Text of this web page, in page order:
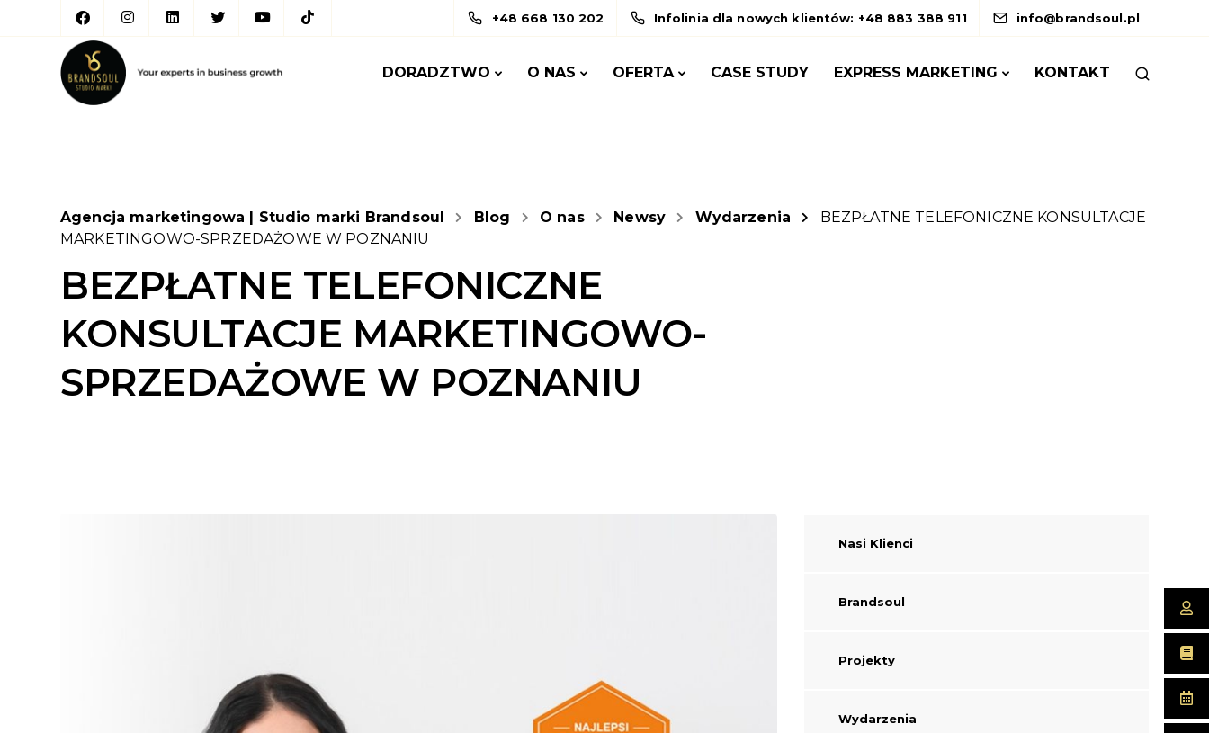
+48 668 130 202 Infolinia dla nowych klientów: +48 883 388 911 info@brandsoul.pl
DORADZTWO O NAS OFERTA CASE STUDY EXPRESS MARKETING KONTAKT
Agencja marketingowa | Studio marki Brandsoul Blog O nas Newsy Wydarzenia
BEZPŁATNE TELEFONICZNE KONSULTACJE
MARKETINGOWO-SPRZEDAŻOWE W POZNANIU
BEZPŁATNE TELEFONICZNE
KONSULTACJE MARKETINGOWO-
SPRZEDAŻOWE W POZNANIU
Nasi Klienci
Brandsoul
Projekty
Wydarzenia